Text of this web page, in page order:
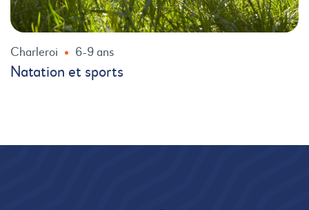
Charleroi 6-9 ans
Natation et sports